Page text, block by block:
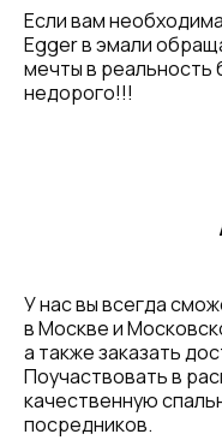
Если вам
Egger в эмали
мечты в реальность
недорого!!!
У нас вы всегда
в Москве и
а также заказать
Поучаствовать в
качественную
посредников.